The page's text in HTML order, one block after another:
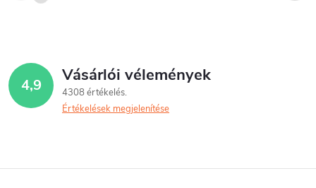
4,9 Vásárlói vélemények
4308 értékelés
Értékelések megjelenítése